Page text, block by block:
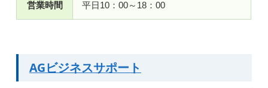
営業時間 平日10：00～18：00
AGビジネスサポート